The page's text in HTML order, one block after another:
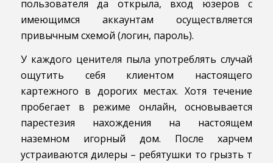
пользователя да открыла, вход юзеров с
имеющимся аккаунтам осуществляется
привычным схемой (логин, пароль).
У каждого ценителя пыла употреблять случай
ощутить себя клиентом настоящего
картежного в дорогих местах. Хотя течение
пробегает в режиме онлайн, основывается
парестезия нахождения на настоящем
наземном игорный дом. После харчем
устраиваются дилеры – ребятушки то грызть т